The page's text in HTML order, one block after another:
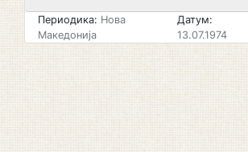
Периодика: Нова
Македонија
Датум:
13.07.1974